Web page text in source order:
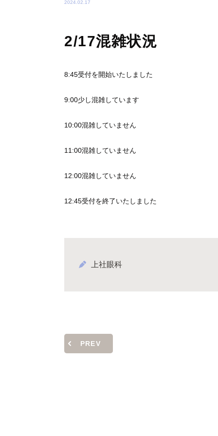
2024.02.17
2/17混雑状況
8:45受付を開始いたしました
9:00少し混雑しています
10:00混雑していません
11:00混雑していません
12:00混雑していません
12:45受付を終了いたしました
上社眼科
PREV